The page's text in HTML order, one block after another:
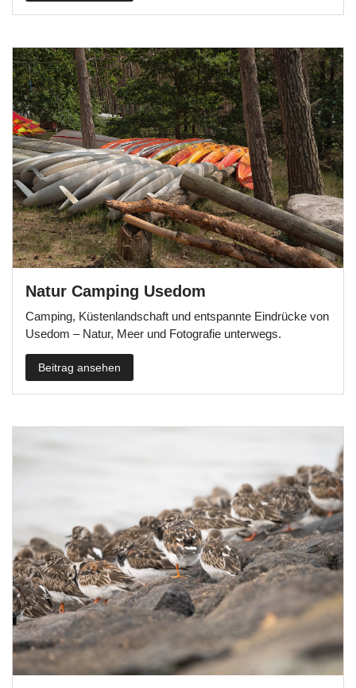
Natur Camping Usedom
Camping, Küstenlandschaft und entspannte Eindrücke von
Usedom – Natur, Meer und Fotografie unterwegs.
Beitrag ansehen